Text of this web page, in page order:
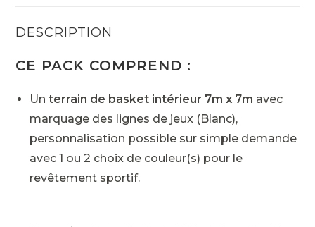
comprise
DESCRIPTION
CE PACK COMPREND :
Unterrain de basket intérieur 7m x 7m avec
marquage des lignes de jeux (Blanc),
personnalisation possible sur simple demande
avec 1 ou 2 choix de couleur(s) pour le
revêtement sportif.